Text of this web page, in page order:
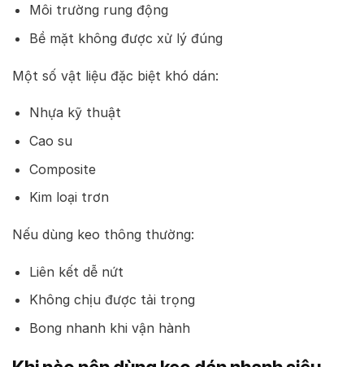
Môi trường rung động
Bề mặt không được xử lý đúng
Một số vật liệu đặc biệt khó dán:
Nhựa kỹ thuật
Cao su
Composite
Kim loại trơn
Nếu dùng keo thông thường:
Liên kết dễ nứt
Không chịu được tải trọng
Bong nhanh khi vận hành